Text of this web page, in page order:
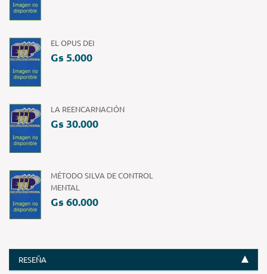
EL OPUS DEI
Gs 5.000
LA REENCARNACIÓN
Gs 30.000
MÉTODO SILVA DE CONTROL
MENTAL
Gs 60.000
RESEÑA